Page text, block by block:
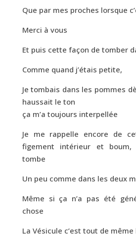
Que par mes proches lorsque
Merci à vous
Et puis cette façon de tomber
Comme quand j’étais petite,
Je tombais dans les pommes
haussait le ton
ça m’a toujours interpellée
Je me rappelle encore de
figement intérieur et boum,
tombe
Un peu comme dans les deux
Même si ça n’a pas été
chose
La Vésicule c’est tout de même